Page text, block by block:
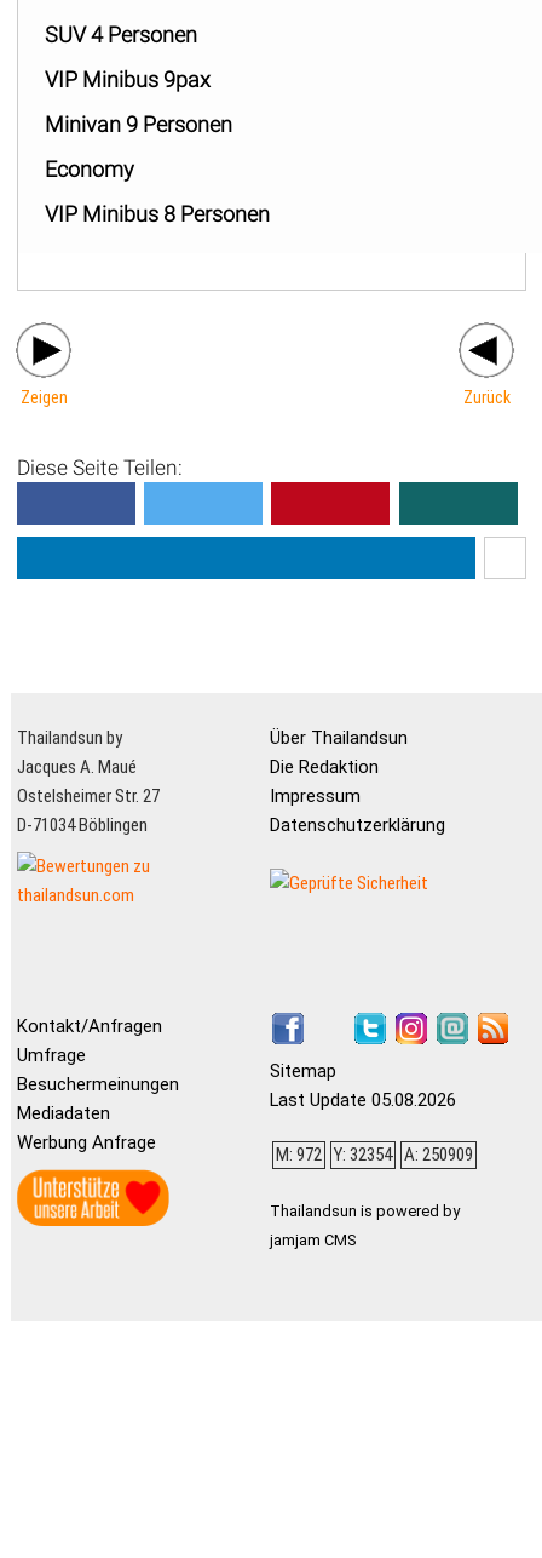
SUV 4 Personen
VIP Minibus 9pax
Minivan 9 Personen
Economy
VIP Minibus 8 Personen
Zeigen Zurück
Diese Seite Teilen:
Thailandsun by
Jacques A. Maué
Ostelsheimer Str. 27
D-71034 Böblingen
Über Thailandsun
Die Redaktion
Impressum
Datenschutzerklärung
Kontakt/Anfragen
Umfrage
Besuchermeinungen
Mediadaten
Werbung Anfrage
Sitemap
Last Update 05.08.2026
M: 972 Y: 32354 A: 250909
Thailandsun is powered by
jamjam CMS